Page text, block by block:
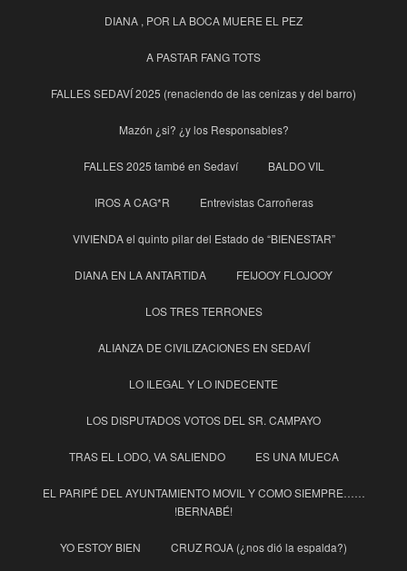
DIANA , POR LA BOCA MUERE EL PEZ
A PASTAR FANG TOTS
FALLES SEDAVÍ 2025 (renaciendo de las cenizas y del barro)
Mazón ¿si? ¿y los Responsables?
FALLES 2025 també en Sedaví BALDO VIL
IROS A CAG*R Entrevistas Carroñeras
VIVIENDA el quinto pilar del Estado de “BIENESTAR”
DIANA EN LA ANTARTIDA FEIJOOY FLOJOOY
LOS TRES TERRONES
ALIANZA DE CIVILIZACIONES EN SEDAVÍ
LO ILEGAL Y LO INDECENTE
LOS DISPUTADOS VOTOS DEL SR. CAMPAYO
TRAS EL LODO, VA SALIENDO ES UNA MUECA
EL PARIPÉ DEL AYUNTAMIENTO MOVIL Y COMO SIEMPRE……
!BERNABÉ!
YO ESTOY BIEN CRUZ ROJA (¿nos dió la espalda?)